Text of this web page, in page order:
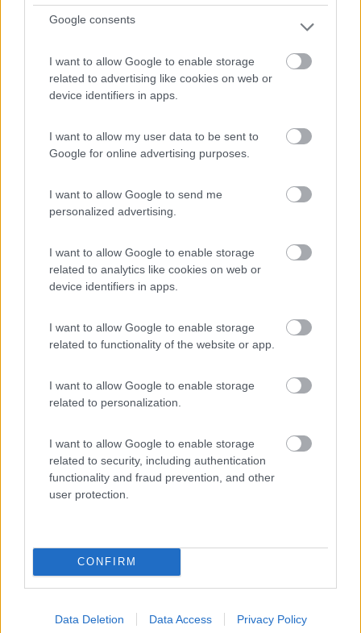
Google consents
I want to allow Google to enable storage
related to advertising like cookies on web or
device identifiers in apps.
I want to allow my user data to be sent to
Google for online advertising purposes.
I want to allow Google to send me
personalized advertising.
I want to allow Google to enable storage
related to analytics like cookies on web or
device identifiers in apps.
I want to allow Google to enable storage
related to functionality of the website or app.
I want to allow Google to enable storage
related to personalization.
I want to allow Google to enable storage
related to security, including authentication
functionality and fraud prevention, and other
user protection.
CONFIRM
Data Deletion Data Access Privacy Policy
parchegg...
Festplatzstrasse 2
Wohnmobilstellplatz
Servizi / Posizione
Area in piano su mattonato, senza ombra, 18 posti senza
Bad Endbach - 42.2km